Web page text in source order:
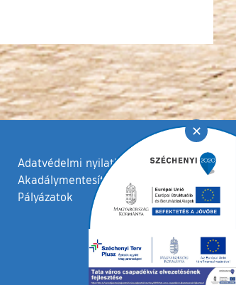
Adatvédelmi nyilatkozat
Akadálymentesítési nyilatkozat
Pályázatok
✕